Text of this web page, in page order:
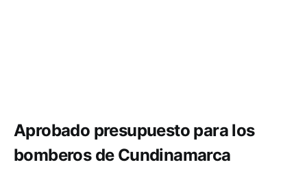
Aprobado presupuesto para los
bomberos de Cundinamarca